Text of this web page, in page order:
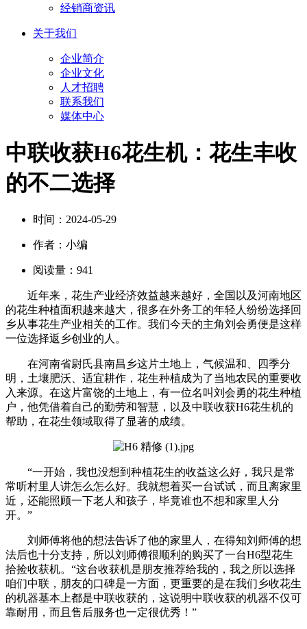
经销商资讯
关于我们
企业简介
企业文化
人才招聘
联系我们
媒体中心
中联收获H6花生机：花生丰收
的不二选择
时间： 2024-05-29
作者： 小编
阅读量： 941
近年来，花生产业经济效益越来越好，全国以及河南地区
的花生种植面积越来越大，很多在外务工的年轻人纷纷选择回
乡从事花生产业相关的工作。我们今天的主角刘会勇便是这样
一位选择返乡创业的人。
在河南省尉氏县南昌乡这片土地上，气候温和、四季分
明，土壤肥沃、适宜耕作，花生种植成为了当地农民的重要收
入来源。在这片富饶的土地上，有一位名叫刘会勇的花生种植
户，他凭借着自己的勤劳和智慧，以及中联收获H6花生机的
帮助，在花生领域取得了显著的成绩。
“一开始，我也没想到种植花生的收益这么好，我只是常
常听村里人讲怎么怎么好。我就想着买一台试试，而且离家里
近，还能照顾一下老人和孩子，毕竟谁也不想和家里人分
开。”
刘师傅将他的想法告诉了他的家里人，在得知刘师傅的想
法后也十分支持，所以刘师傅很顺利的购买了一台H6型花生
拾捡收获机。“这台收获机是朋友推荐给我的，我之所以选择
咱们中联，朋友的口碑是一方面，更重要的是在我们乡收花生
的机器基本上都是中联收获的，这说明中联收获的机器不仅可
靠耐用，而且售后服务也一定很优秀！”